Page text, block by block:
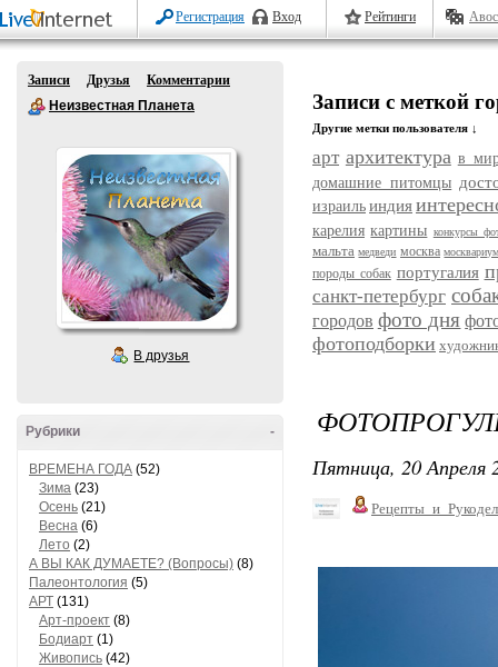
Регистрация Вход Рейтинги
Записи Друзья
Комментарии
Неизвестная Планета
В друзья
-
Рубрики
ВРЕМЕНА ГОДА (52)
Зима (23)
Осень (21)
Весна (6)
Лето (2)
А ВЫ КАК ДУМАЕТЕ? (Вопросы) (8)
Палеонтология (5)
АРТ (131)
Арт-проект (8)
Бодиарт (1)
Живопись (42)
Записи с меткой
Другие метки пользователя ↓
арт архитектура в
домашние питомцы
израиль индия
карелия картины конкурсы
мальта медведи москва
породы собак португалия
санкт-петербург
городов фото дня
фотоподборки
Пятница, 20 Апреля